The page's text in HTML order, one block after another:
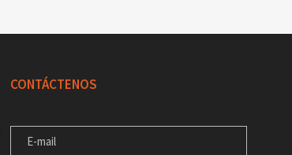
CONTÁCTENOS